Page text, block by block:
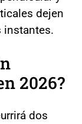
dejen
instantes.
2026?
dos